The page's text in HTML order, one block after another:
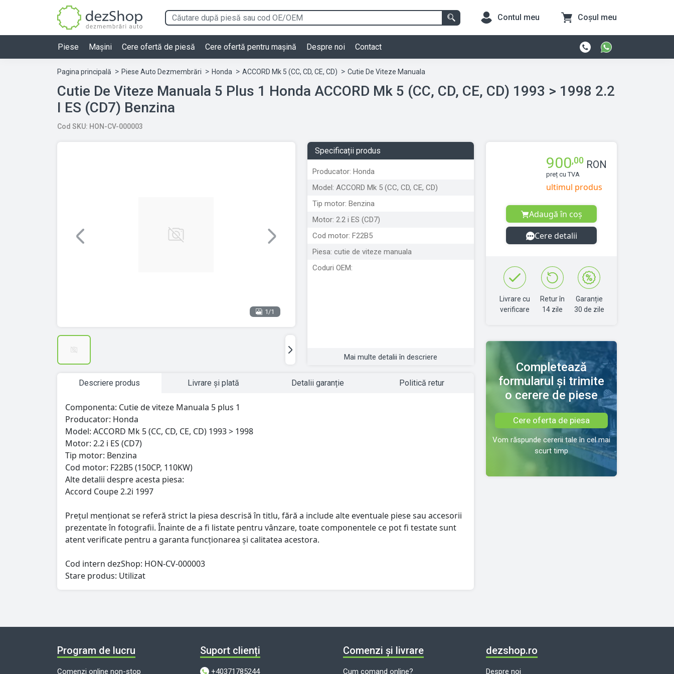
Contul meu Coșul meu
Piese Mașini Cere ofertă de piesă Cere ofertă pentru mașină Despre noi Contact
Pagina principală Piese Auto Dezmembrări Honda ACCORD Mk 5 (CC, CD, CE, CD) Cutie De Viteze Manuala
Cutie De Viteze Manuala 5 Plus 1 Honda ACCORD Mk 5 (CC, CD, CE, CD) 1993 > 1998 2.2
I ES (CD7) Benzina
Cod SKU: HON-CV-000003
Previous Next
1/1
Specificații produs
Producator: Honda
Model: ACCORD Mk 5 (CC, CD, CE, CD)
Tip motor: Benzina
Motor: 2.2 i ES (CD7)
Cod motor: F22B5
Piesa: cutie de viteze manuala
Coduri OEM:
Mai multe detalii în descriere
Descriere produs Livrare și plată Detalii garanție Politică retur
Componenta: Cutie de viteze Manuala 5 plus 1
Producator: Honda
Model: ACCORD Mk 5 (CC, CD, CE, CD) 1993 > 1998
Motor: 2.2 i ES (CD7)
Tip motor: Benzina
Cod motor: F22B5 (150CP, 110KW)
Alte detalii despre acesta piesa:
Accord Coupe 2.2i 1997
Prețul menționat se referă strict la piesa descrisă în titlu, fără a include alte eventuale piese sau accesorii
prezentate în fotografii. Înainte de a fi listate pentru vânzare, toate componentele ce pot fi testate sunt
atent verificate pentru a garanta funcționarea și calitatea acestora.
Cod intern dezShop: HON-CV-000003
Stare produs: Utilizat
900,00 RON
preț cu TVA
ultimul produs
Adaugă în coș
Cere detalii
Livrare cu
verificare
Retur în
14 zile
Garanție
30 de zile
Completează
formularul și trimite
o cerere de piese
Cere oferta de piesa
Vom răspunde cererii tale în cel mai
scurt timp
Program de lucru
Comenzi online non-stop
Suport clienți
+40371785244
Comenzi și livrare
Cum comand online?
dezshop.ro
Despre noi